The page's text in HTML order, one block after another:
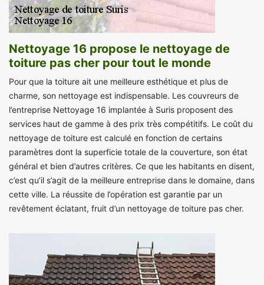
Nettoyage 16 propose le nettoyage de
toiture pas cher pour tout le monde
Pour que la toiture ait une meilleure esthétique et plus de
charme, son nettoyage est indispensable. Les couvreurs de
l’entreprise Nettoyage 16 implantée à Suris proposent des
services haut de gamme à des prix très compétitifs. Le coût du
nettoyage de toiture est calculé en fonction de certains
paramètres dont la superficie totale de la couverture, son état
général et bien d’autres critères. Ce que les habitants en disent,
c’est qu’il s’agit de la meilleure entreprise dans le domaine, dans
cette ville. La réussite de l’opération est garantie par un
revêtement éclatant, fruit d’un nettoyage de toiture pas cher.